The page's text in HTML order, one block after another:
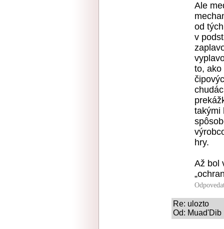
Ale
od
v
to, ako
takými
hry.
Až bol
Re: ulozto
Od: Muad'Dib